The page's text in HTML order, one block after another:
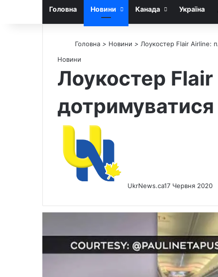
Головна Новини Канада Україна
Головна > Новини > Лоукостер Flair Airline:
Новини
Лоукостер
дотримуватися
UkrNews.ca17 Червня 2020